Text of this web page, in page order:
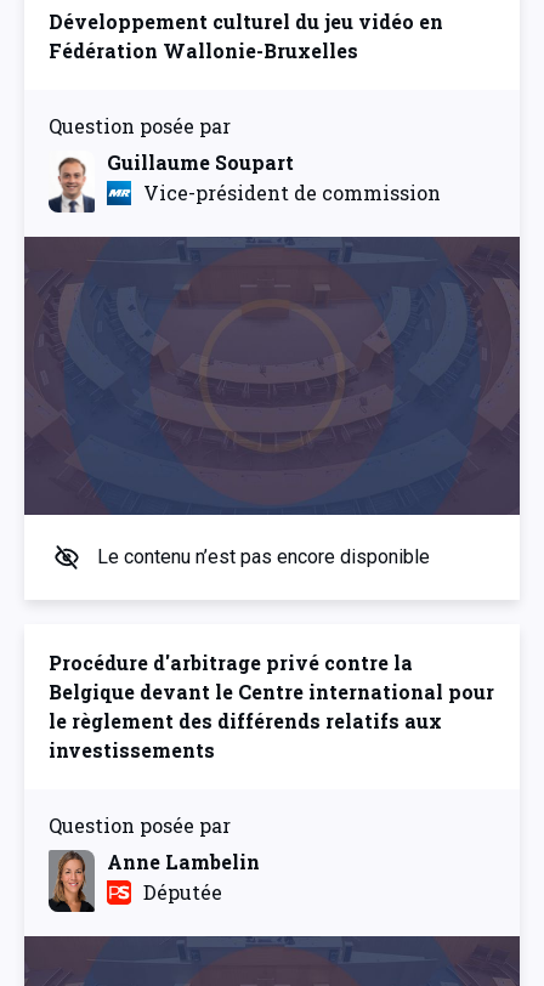
Développement culturel du jeu vidéo en
Fédération Wallonie-Bruxelles
Question posée par
Guillaume Soupart
Vice-président de commission
Le contenu n’est pas encore disponible
Procédure d'arbitrage privé contre la
Belgique devant le Centre international pour
le règlement des différends relatifs aux
investissements
Question posée par
Anne Lambelin
Députée